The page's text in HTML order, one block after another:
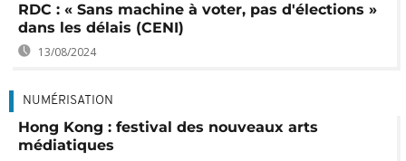
RDC : « Sans machine à voter, pas d'élections »
dans les délais (CENI)
13/08/2024
NUMÉRISATION
Hong Kong : festival des nouveaux arts
médiatiques